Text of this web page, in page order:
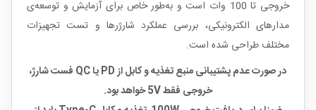
خروجی تا 100 وات است و به‌طور خاص برای آزمایش و توسعه‌ی
مدارهای الکترونیکی، بررسی عملکرد شارژرها و تست تجهیزات
مختلف طراحی شده است.
در صورت عدم پشتیبانی منبع تغذیه و کابل از PD یا QC فست شارژ،
خروجی فقط 5V خواهد بود.